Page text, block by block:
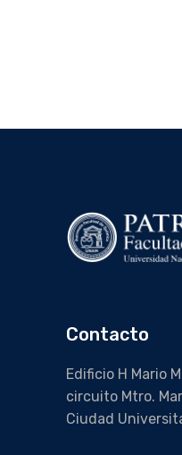
Contacto
Edificio H Mario
circuito Mtro.
Ciudad